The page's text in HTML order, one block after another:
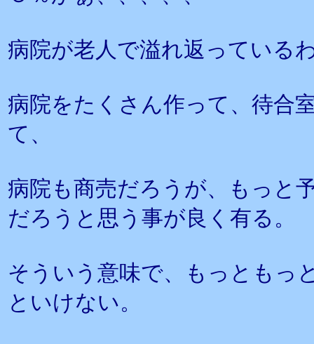
病院が老人で溢れ返っている
病院をたくさん作って、待合
て、
病院も商売だろうが、もっと
だろうと思う事が良く有る。
そういう意味で、もっともっ
といけない。